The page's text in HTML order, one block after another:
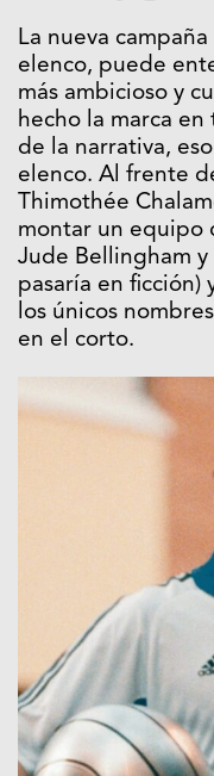
La nueva
elenco, puede
más ambicioso y
hecho la marca en
de la narrativa,
elenco. Al frente
Thimothée
montar un equipo
Jude Bellingham y
pasaría en ficción)
los únicos
en el corto.